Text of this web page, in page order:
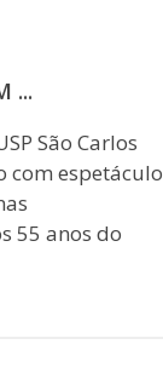
...
São Carlos
com espetáculo
55 anos do